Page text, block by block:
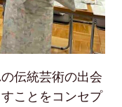
伝統芸術の出会
ことをコンセプ